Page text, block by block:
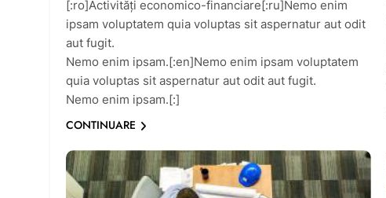
[:ro]Activităţi economico-financiare[:ru]Nemo enim
ipsam voluptatem quia voluptas sit aspernatur aut odit
aut fugit.
Nemo enim ipsam.[:en]Nemo enim ipsam voluptatem
quia voluptas sit aspernatur aut odit aut fugit.
Nemo enim ipsam.[:]
CONTINUARE